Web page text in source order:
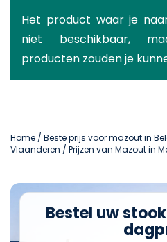
Statusbericht
Het product waar je
niet beschikbaar,
producten zouden je
Home / Beste prijs voor mazout in
Vlaanderen / Prijzen van Mazout in
Bestel uw